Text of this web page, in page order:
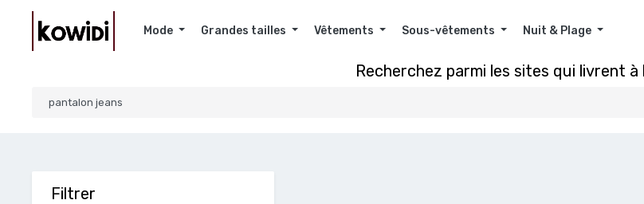
Mode Grandes tailles Vêtements Sous-vêtements Nuit & Plage
Recherchez parmi les sites qui livrent à
Filtrer